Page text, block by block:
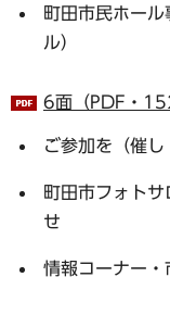
町田市民ホー
ル）
6面（PDF・
ご参加を（催し
町田市フォト
せ
情報コーナー・